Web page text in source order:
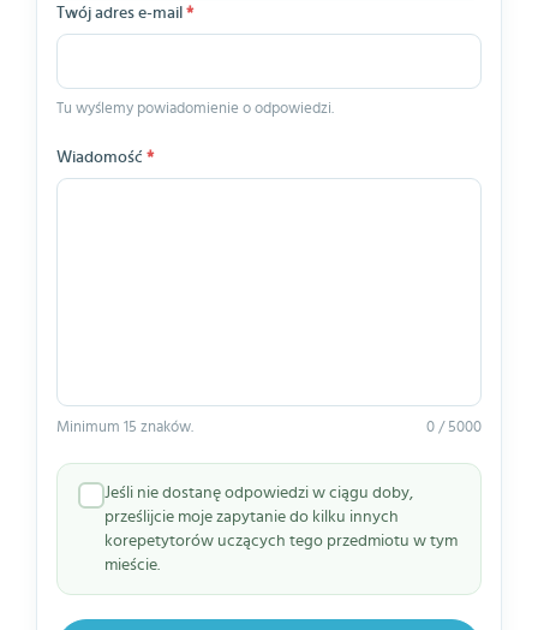
Twój adres e-mail *
Tu wyślemy powiadomienie o odpowiedzi.
Wiadomość *
Minimum 15 znaków. 0 / 5000
Jeśli nie dostanę odpowiedzi w ciągu doby,
prześlijcie moje zapytanie do kilku innych
korepetytorów uczących tego przedmiotu w tym
mieście.